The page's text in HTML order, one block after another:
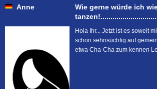
Anne
Wie gerne würde ich
Hola Ihr... Jetzt ist es soweit
schon sehnsüchtig auf
etwa Cha-Cha zum kennen